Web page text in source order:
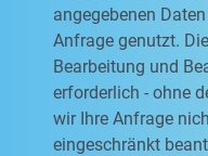
angegebenen
Anfrage genutzt.
Bearbeitung und
erforderlich - ohne
wir Ihre Anfrage
eingeschränkt